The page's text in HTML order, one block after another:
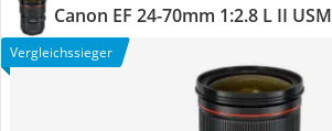
Canon EF 24-70mm 1:2.8 L II USM
Vergleichssieger